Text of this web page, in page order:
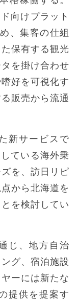
向けプラット
、集客の仕組
保有する観光
を掛け合わせ
好を可視化す
販売から流通
新サービスで
ている海外乗
を、訪日リピ
から北海道を
を検討してい
じ、地方自治
グ、宿泊施設
ーには新たな
提供を提案す